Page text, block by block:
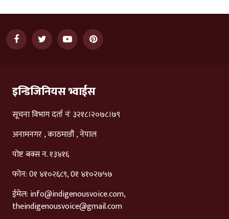
इन्डिजिनियस भ्वाईस
सूचना विभाग दर्ता नंः ३२१८।२०७८।७९
अनामनगर , काठमाडौं , नेपाल
पोष्ट बक्स न. १३४१६
फोन: 0१ ४१०२६८९, 0१ ४१०२७५७
ईमेल: info@indigenousvoice.com,
theindigenousvoice@gmail.com